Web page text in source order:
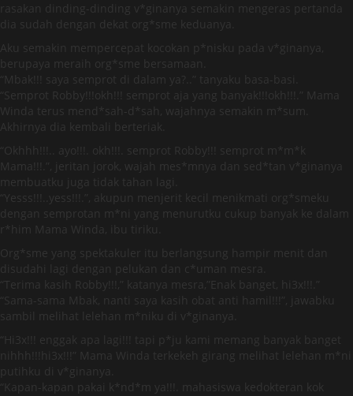
rasakan dinding-dinding v*ginanya semakin mengeras pertanda
dia sudah dengan dekat org*sme keduanya.
Aku semakin mempercepat kocokan p*nisku pada v*ginanya,
berupaya meraih org*sme bersamaan.
“Mbak!!! saya semprot di dalam ya?..” tanyaku basa-basi.
“Semprot Robby!!!okh!!! semprot aja yang banyak!!!okh!!!.” Mama
Winda terus mend*sah-d*sah, wajahnya semakin m*sum.
Akhirnya dia kembali berteriak.
“Okhhh!!!.. ayo!!!. okh!!!. semprot Robby!!! semprot m*m*k
Mama!!!.”, jeritan jorok, wajah mes*mnya dan sed*tan v*ginanya
membuatku juga tidak tahan lagi.
“Yesss!!!..yess!!!.”, akupun menjerit kecil menikmati org*smeku
dengan semprotan m*ni yang menurutku cukup banyak ke dalam
r*him Mama Winda, ibu tiriku.
Org*sme yang spektakuler itu berlangsung hampir menit dan
disudahi lagi dengan pelukan dan c*uman mesra.
“Terima kasih Robby!!!,” katanya mesra,”Enak banget, hi3x!!!.”
“Sama-sama Mbak, nanti saya kasih obat anti hamil!!!”, jawabku
sambil melihat lelehan m*niku di v*ginanya.
“Hi3x!!! enggak apa lagi!!! tapi p*ju kami memang banyak banget
nihhh!!!hi3x!!!” Mama Winda terkekeh girang melihat lelehan m*ni
putihku di v*ginanya.
“Kapan-kapan pakai k*nd*m ya!!!. mahasiswa kedokteran kok